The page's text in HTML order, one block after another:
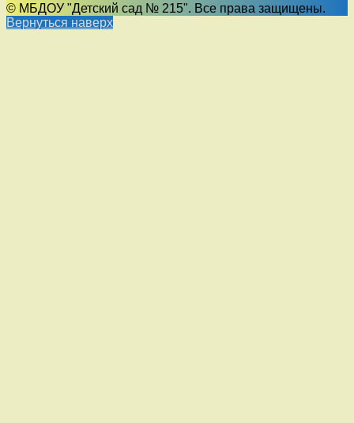
© МБДОУ "Детский сад № 215". Все права защищены.
Вернуться наверх